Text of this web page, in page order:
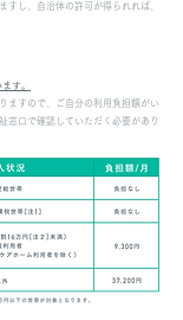
すし、自治体の許可が得られれば、
す。
ますので、ご自分の利用負担額がい
窓口で確認していただく必要があり